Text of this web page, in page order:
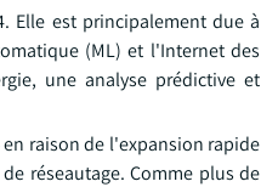
Elle est principalement due à
(ML) et l'Internet des
une analyse prédictive et
raison de l'expansion rapide
réseautage. Comme plus de